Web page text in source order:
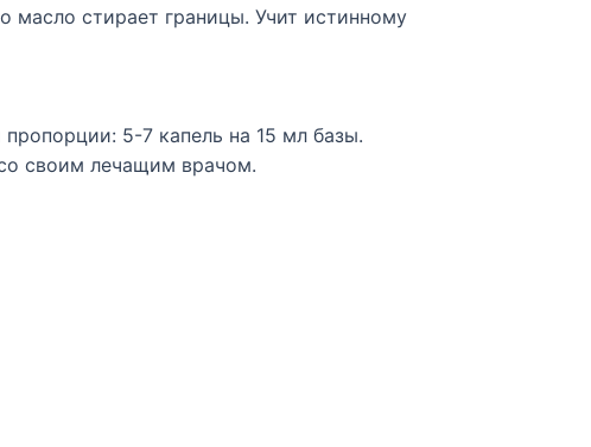
масло стирает границы. Учит истинному
5-7 капель на 15 мл базы.
своим лечащим врачом.